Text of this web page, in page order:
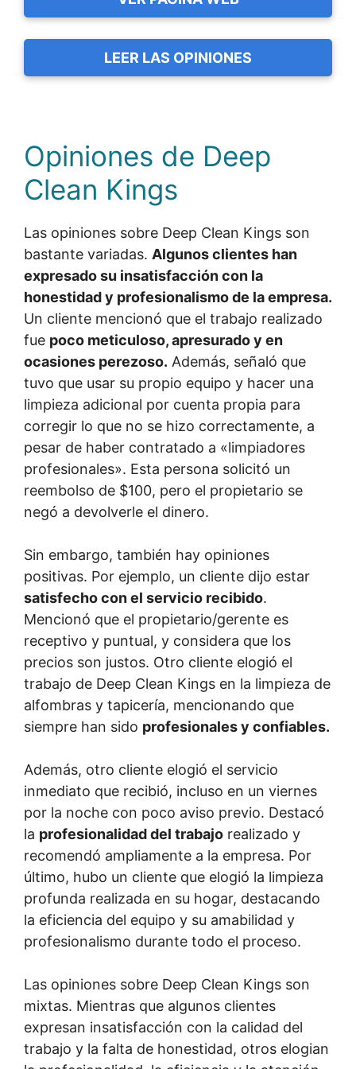
LEER LAS OPINIONES
Opiniones de Deep
Clean Kings
Las opiniones sobre Deep Clean Kings son
bastante variadas. Algunos clientes han
expresado su insatisfacción con la
honestidad y profesionalismo de la empresa.
Un cliente mencionó que el trabajo realizado
fue poco meticuloso, apresurado y en
ocasiones perezoso. Además, señaló que
tuvo que usar su propio equipo y hacer una
limpieza adicional por cuenta propia para
corregir lo que no se hizo correctamente, a
pesar de haber contratado a «limpiadores
profesionales». Esta persona solicitó un
reembolso de $100, pero el propietario se
negó a devolverle el dinero.
Sin embargo, también hay opiniones
positivas. Por ejemplo, un cliente dijo estar
satisfecho con el servicio recibido.
Mencionó que el propietario/gerente es
receptivo y puntual, y considera que los
precios son justos. Otro cliente elogió el
trabajo de Deep Clean Kings en la limpieza de
alfombras y tapicería, mencionando que
siempre han sido profesionales y confiables.
Además, otro cliente elogió el servicio
inmediato que recibió, incluso en un viernes
por la noche con poco aviso previo. Destacó
la profesionalidad del trabajo realizado y
recomendó ampliamente a la empresa. Por
último, hubo un cliente que elogió la limpieza
profunda realizada en su hogar, destacando
la eficiencia del equipo y su amabilidad y
profesionalismo durante todo el proceso.
Las opiniones sobre Deep Clean Kings son
mixtas. Mientras que algunos clientes
expresan insatisfacción con la calidad del
trabajo y la falta de honestidad, otros elogian